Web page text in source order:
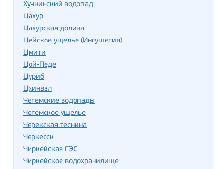
Хучнинский водопад
Цахур
Цахурская долина
Цейское ущелье (Ингушетия)
Цмити
Цой-Педе
Цуриб
Цхинвал
Чегемские водопады
Чегемское ущелье
Черекская теснина
Черкесск
Чиркейская ГЭС
Чиркейское водохранилище